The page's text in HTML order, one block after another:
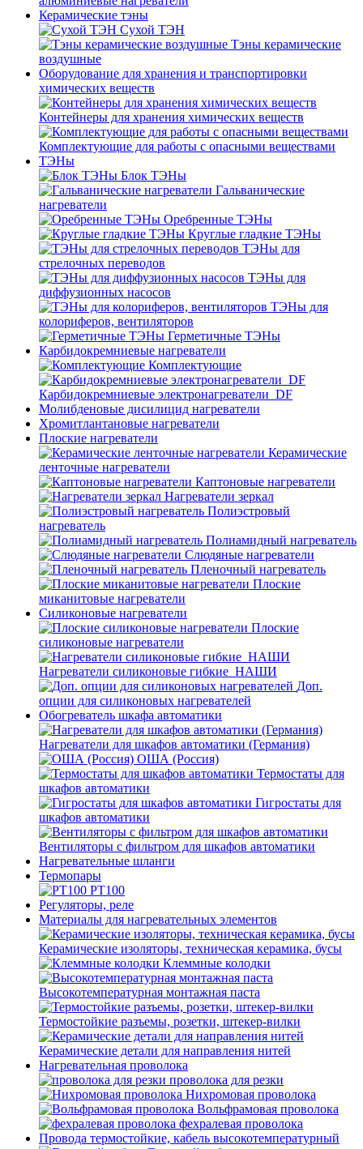
Керамические тэны
Сухой ТЭН
Тэны керамические
воздушные
Оборудование для хранения и транспортировки
химических веществ
Контейнеры для хранения химических веществ
Комплектующие для работы с опасными веществами
ТЭНы
Блок ТЭНы
Гальванические
нагреватели
Оребренные ТЭНы
Круглые гладкие ТЭНы
ТЭНы для
стрелочных переводов
ТЭНы для
диффузионных насосов
ТЭНы для
колориферов, вентиляторов
Герметичные ТЭНы
Карбидокремниевые нагреватели
Комплектующие
Карбидокремниевые электронагреватели_DF
Молибденовые дисилицид нагреватели
Хромитлантановые нагреватели
Плоские нагреватели
Керамические
ленточные нагреватели
Каптоновые нагреватели
Нагреватели зеркал
Полиэстровый
нагреватель
Полиамидный нагреватель
Слюдяные нагреватели
Пленочный нагреватель
Плоские
миканитовые нагреватели
Силиконовые нагреватели
Плоские
силиконовые нагреватели
Нагреватели силиконовые гибкие_НАШИ
Доп.
опции для силиконовых нагревателей
Обогреватель шкафа автоматики
Нагреватели для шкафов автоматики (Германия)
ОША (Россия)
Термостаты для
шкафов автоматики
Гигростаты для
шкафов автоматики
Вентиляторы с фильтром для шкафов автоматики
Нагревательные шланги
Термопары
PT100
Регуляторы, реле
Материалы для нагревательных элементов
Керамические изоляторы, техническая керамика, бусы
Клеммные колодки
Высокотемпературная монтажная паста
Термостойкие разъемы, розетки, штекер-вилки
Керамические детали для направления нитей
Нагревательная проволока
проволока для резки
Нихромовая проволока
Вольфрамовая проволока
фехралевая проволока
Провода термостойкие, кабель высокотемпературный